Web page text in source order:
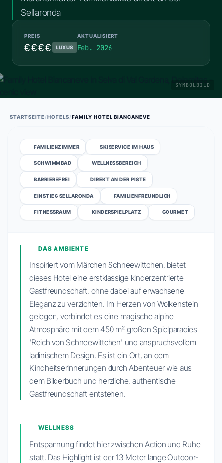
SYMBOLBILD
Sellaronda
PREIS
€€€€ LUXUS
AKTUALISIERT
Feb. 2026
STARTSEITE/HOTELS/FAMILY HOTEL BIANCANEVE
FAMILIENZIMMER SKISERVICE IM HAUS
SCHWIMMBAD WELLNESSBEREICH
BARRIEREFREI DIREKT AN DER PISTE
EINSTIEG SELLARONDA FAMILIENFREUNDLICH
FITNESSRAUM KINDERSPIELPLATZ GOURMET
DAS AMBIENTE
Inspiriert vom Märchen Schneewittchen, bietet
dieses Hotel eine erstklassige kinderzentrierte
Gastfreundschaft, ohne dabei auf erwachsene
Eleganz zu verzichten. Im Herzen von Wolkenstein
gelegen, verbindet es eine magische alpine
Atmosphäre mit dem 450 m² großen Spielparadies
'Reich von Schneewittchen' und anspruchsvollem
ladinischem Design. Es ist ein Ort, an dem
Kindheitserinnerungen durch Abenteuer wie aus
dem Bilderbuch und herzliche, authentische
Gastfreundschaft entstehen.
WELLNESS
Entspannung findet hier zwischen Action und Ruhe
statt. Das Highlight ist der 13 Meter lange Outdoor-